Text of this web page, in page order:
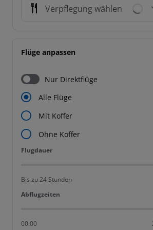
Verpflegung wählen
Flüge anpassen
Nur Direktflüge
Alle Flüge
Mit Koffer
Ohne Koffer
Flugdauer
Flugdauer
Bis zu 24 Stunden
Abflugzeiten
Abflugzeiten
00:00